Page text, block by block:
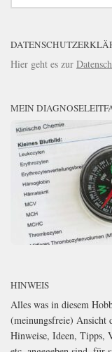
Hier geht es zur
MEIN
HINWEIS
Alles was in diesem
(meinungsfreie) Ansicht
Hinweise, Ideen, Tipps,